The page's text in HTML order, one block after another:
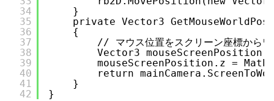
34
35
36
37
38
39
40
41
42
}
private Vector3
{
// マウス位置をスクリーン座標からワ
Vector3
mouseScreenPosition.z =
return
}
}